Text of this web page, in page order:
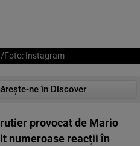
/Foto: Instagram
ne în Discover
provocat de Mario
numeroase reacții în